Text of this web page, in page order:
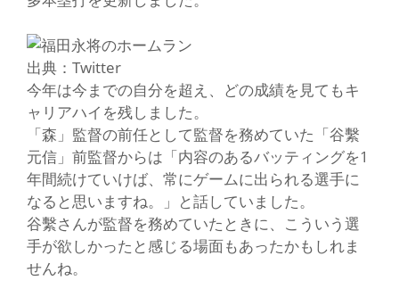
出典：Twitter
今年は今までの自分を超え、どの成績を見てもキ
ャリアハイを残しました。
「森」 監督の前任として監督を務めていた 「谷繫
元信」 前監督からは「内容のあるバッティングを1
年間続けていけば、常にゲームに出られる選手に
なると思いますね。」と話していました。
谷繫さんが監督を務めていたときに、こういう選
手が欲しかったと感じる場面もあったかもしれま
せんね。